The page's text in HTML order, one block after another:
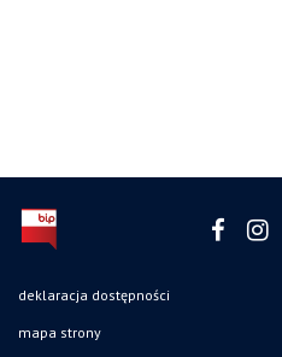
deklaracja dostępności
mapa strony